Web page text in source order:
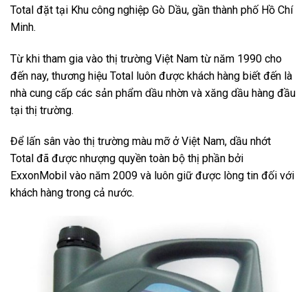
Total đặt tại Khu công nghiệp Gò Dầu, gần thành phố Hồ Chí
Minh.
Từ khi tham gia vào thị trường Việt Nam từ năm 1990 cho
đến nay, thương hiệu Total luôn được khách hàng biết đến là
nhà cung cấp các sản phẩm dầu nhờn và xăng dầu hàng đầu
tại thị trường.
Để lấn sân vào thị trường màu mỡ ở Việt Nam, dầu nhớt
Total đã được nhượng quyền toàn bộ thị phần bởi
ExxonMobil vào năm 2009 và luôn giữ được lòng tin đối với
khách hàng trong cả nước.